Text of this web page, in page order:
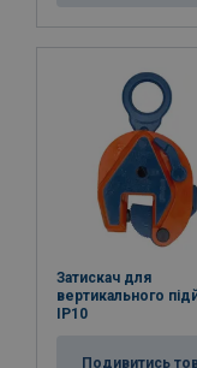
Затискач для
вертикального
IP10
Подивитись